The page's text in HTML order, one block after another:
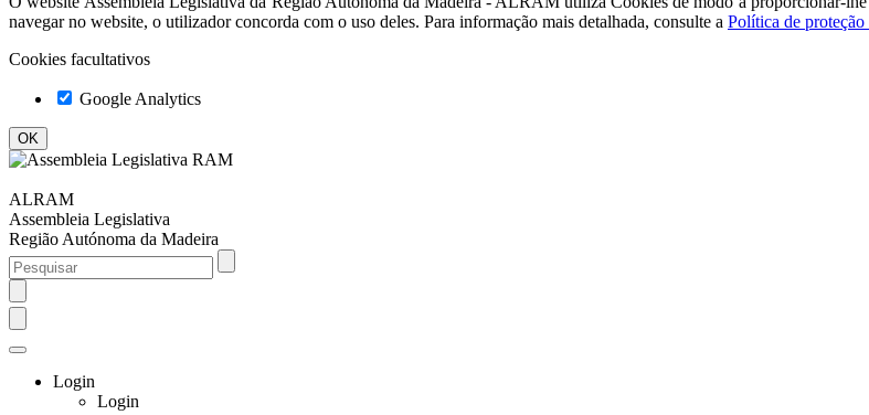
navegar no website, o utilizador concorda com o uso deles. Para informação mais detalhada, consulte a Política de
Cookies facultativos
Google Analytics
ALRAM
Assembleia Legislativa
Região Autónoma da Madeira
Login
Login